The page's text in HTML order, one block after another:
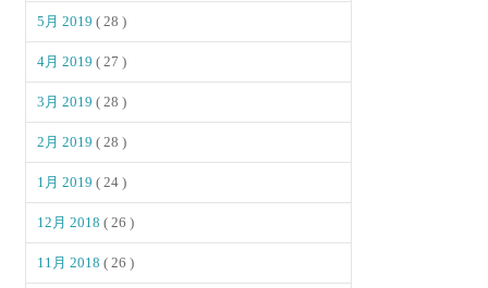
5月 2019( 28 )
4月 2019( 27 )
3月 2019( 28 )
2月 2019( 28 )
1月 2019( 24 )
12月 2018( 26 )
11月 2018( 26 )